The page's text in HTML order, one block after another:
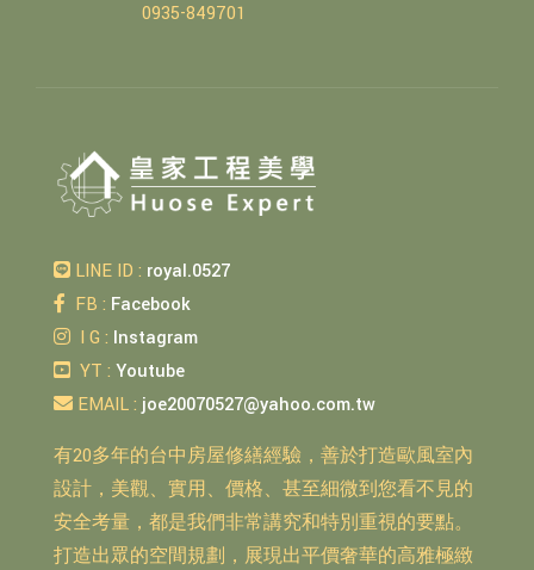
0935-849701
LINE ID : royal.0527
FB : Facebook
I G : Instagram
YT : Youtube
EMAIL : joe20070527@yahoo.com.tw
有20多年的台中房屋修繕經驗，善於打造歐風室內
設計，美觀、實用、價格、甚至細微到您看不見的
安全考量，都是我們非常講究和特別重視的要點。
打造出眾的空間規劃，展現出平價奢華的高雅極緻